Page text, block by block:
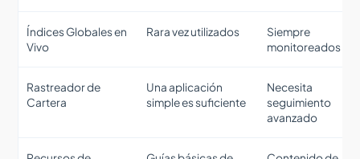
Índices Globales en
Vivo
Rara vez utilizados
Siempre
monitoreados
Rastreador de
Cartera
Una aplicación
simple es suficiente
Necesita
seguimiento
avanzado